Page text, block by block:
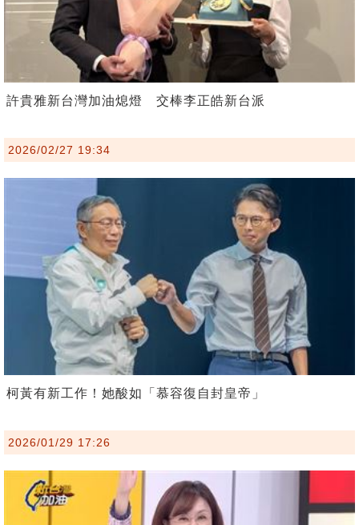
許貴雅新台灣加油熄燈 交棒李正皓新台派
2026/02/27 19:34
柯黃有新工作！她酸如「慕容復自封皇帝」
2026/01/29 17:26